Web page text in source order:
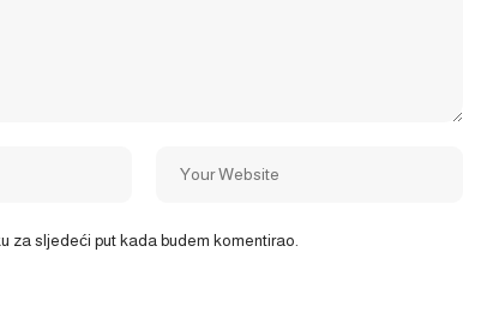
za sljedeći put kada budem komentirao.